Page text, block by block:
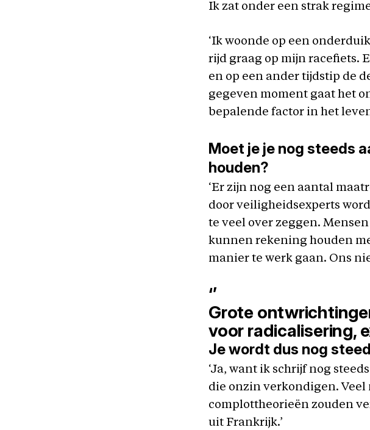
Ik zat onder een strak
‘Ik woonde op een
rijd graag op mijn racefiets.
en op een ander tijdstip de
gegeven moment gaat het
bepalende factor in het
Moet je je nog steeds
houden?
‘Er zijn nog een aantal
door veiligheidsexperts
te veel over zeggen.
kunnen rekening houden
manier te werk gaan. Ons
‘’
Grote
voor radicalisering,
Je wordt dus nog
‘Ja, want ik schrijf nog
die onzin verkondigen. Veel
complottheorieën zouden
uit Frankrijk.’